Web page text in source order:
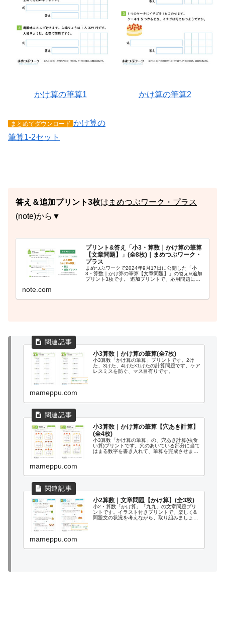
かけ算の筆算1
まとめてダウンロード かけ算の
筆算1-2セット
かけ算の筆算2
答え＆追加プリント3枚は まめつぶワーク・プラス
(note)から▼
プリント&答え「小3・算数｜かけ算の筆算
【文章問題】」(全8枚)｜まめつぶワーク・
プラス
まめつぶワークで2024年9月17日に公開した「小
3・算数｜かけ算の筆算【文章問題】」の答え&追加
プリント3枚です。 追加プリントで、応用問題にも
note.com
小3算数｜かけ算の筆算(全7枚)
小3算数「かけ算の筆算」プリントです。2け
た、3けた、4けた×1けたの計算問題です。ケア
レスミスを防ぐ、マス目有りです。
mameppu.com
小3算数｜かけ算の筆算【穴あき計算】
(全4枚)
小3算数「かけ算の筆算」の、穴あき計算(虫食
い算)プリントです。穴のあいている部分に当て
はまる数字を書き入れて、筆算を完成させまし
mameppu.com
小2算数｜文章問題【かけ算】(全3枚)
小2・算数「かけ算」「九九」の文章問題プリ
ントです。イラスト付きプリントで、楽しく&
問題文の状況を考えながら、取り組みましょ
mameppu.com